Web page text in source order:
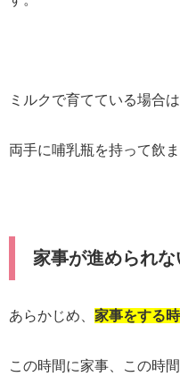
ミルクで育てている場合は
両手に哺乳瓶を持って飲ま
家事が進められな
あらかじめ、 家事をする
この時間に家事、この時